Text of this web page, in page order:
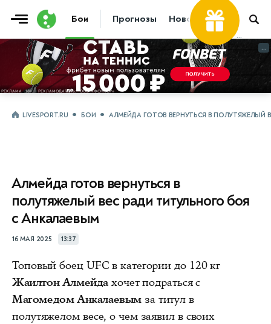
Бои Прогнозы Новости Бокс
...
...
LIVESPORT.RU БОИ АЛМЕЙДА ГОТОВ ВЕРНУТЬСЯ В ПОЛУТЯЖЕЛЫЙ
Алмейда готов вернуться в
полутяжелый вес ради титульного боя
с Анкалаевым
16 МАЯ 2025 13:37
Топовый боец UFC в категории до 120 кг
Жаилтон Алмейдахочет подраться с
Магомедом Анкалаевым за титул в
полутяжелом весе, о чем заявил в своих